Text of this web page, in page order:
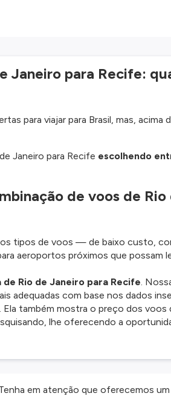
Janeiro para Recife:
para viajar para Brasil, mas, acima
Janeiro para Recife escolhendo
de voos de
tipos de voos — de baixo custo,
aeroportos próximos que possam
Rio de Janeiro para Recife.
adequadas com base nos dados
também mostra o preço dos voos
lhe oferecendo a
em atenção que oferecemos